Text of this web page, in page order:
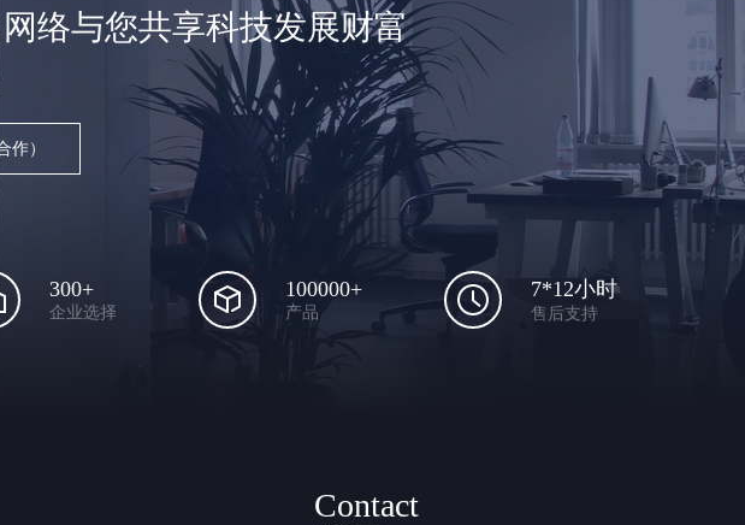
络与您共享科技发展财富
作）
300+
企业选择
100000+
产品
7*12小时
售后支持
Contact